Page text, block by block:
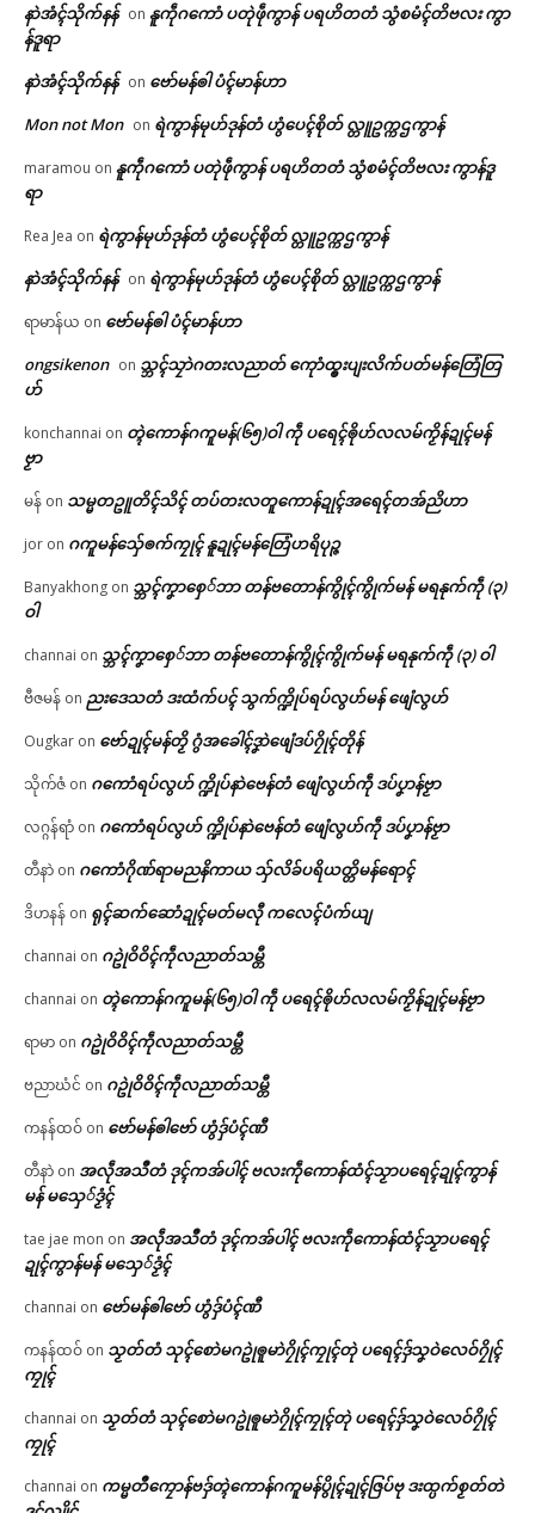
နာဲအံၚ်သိုက်နန် on နူကဵုဂကောံ ပတုဲဖဵုကွာန် ပရဟိတတံ သွံစမံၚ်တိဗလး ကွာ
န်ဒူရာ
နာဲအံၚ်သိုက်နန် on ဗော်မန်ၜါ ပံၚ်မာန်ဟာ
Mon not Mon on ရဲကွာန်မုဟ်ဒုန်တံ ဟွံပေၚ်စိုတ် လ္တူဥက္ကဌကွာန်
maramou on နူကဵုဂကောံ ပတုဲဖဵုကွာန် ပရဟိတတံ သွံစမံၚ်တိဗလး ကွာန်ဒူ
ရာ
Rea Jea on ရဲကွာန်မုဟ်ဒုန်တံ ဟွံပေၚ်စိုတ် လ္တူဥက္ကဌကွာန်
နာဲအံၚ်သိုက်နန် on ရဲကွာန်မုဟ်ဒုန်တံ ဟွံပေၚ်စိုတ် လ္တူဥက္ကဌကွာန်
ရာမာန်ယ on ဗော်မန်ၜါ ပံၚ်မာန်ဟာ
ongsikenon on သ္ဘၚ်သၠာဲဂတးလညာတ် ကေုာံထ္ၜးပျးလိက်ပတ်မန်တြေံတြ
ဟ်
konchannai on တ္ၚဲကောန်ဂကူမန်(၆၅)ဝါ ကဵု ပရေၚ်ၜိုဟ်လလမ်ကၟိန်ဍုၚ်မန်
ဗၟာ
မန် on သမ္မတဥူတိၚ်သိၚ် တပ်တးလတူကောန်ဍုၚ်အရေၚ်တအ်ညိဟာ
jor on ဂကူမန်​သှ်ေၜက်ကၠုၚ် နူဍုၚ်မန်တြေံဟရိပုဉ္ဇ
Banyakhong on သ္ဘၚ်ကၞာစှေ်ဘာ တန်ဗတောန်ကွိုၚ်ကွိုက်မန် မရနုက်ကဵု (၃)
ဝါ
channai on သ္ဘၚ်ကၞာစှေ်ဘာ တန်ဗတောန်ကွိုၚ်ကွိုက်မန် မရနုက်ကဵု (၃) ဝါ
ဗီဇမန် on ညးဒေသတံ ဒးထံက်ပၚ် သွက်က္ဍိုပ်ရပ်လွဟ်မန် ဖျေံလွဟ်
Ougkar on ဗော်ဍုၚ်မန်တၟိ ဂွံအခေါၚ်ဒၞာဲဖျေံဒပ်ဂၠိုၚ်တိုန်
သိုက်ဇံ on ဂကောံရပ်လွဟ် က္ဍိုပ်နာဲဗေန်တံ ဖျေံလွဟ်ကဵု ဒပ်ပၞာန်ဗၟာ
လဂ္ဂန်ရာံ on ဂကောံရပ်လွဟ် က္ဍိုပ်နာဲဗေန်တံ ဖျေံလွဟ်ကဵု ဒပ်ပၞာန်ဗၟာ
တီနာဲ on ဂကောံဂိုဏ်ရာမညနိကာယ သှ်လိခ်ပရိယတ္တိမန်ရောၚ်
ဒိဟနန် on ရုၚ်ဆက်ဆောံဍုၚ်မတ်မလီု ကလေၚ်ပံက်ယျ
channai on ဂဥုဲဝိဝိၚ်ကဵုလညာတ်သမ္တီ
channai on တ္ၚဲကောန်ဂကူမန်(၆၅)ဝါ ကဵု ပရေၚ်ၜိုဟ်လလမ်ကၟိန်ဍုၚ်မန်ဗၟာ
ရာမာ on ဂဥုဲဝိဝိၚ်ကဵုလညာတ်သမ္တီ
ဗညာဃံင် on ဂဥုဲဝိဝိၚ်ကဵုလညာတ်သမ္တီ
ကနန်ထဝ် on ဗော်မန်ၜါဗော် ဟွံဒှ်ပံၚ်ဏီ
တီနာဲ on အလဵုအသဳတံ ဒုၚ်ကအ်ပါၚ် ဗလးကဵုကောန်ထံၚ်သၟာပရေၚ်ဍုၚ်ကွာန်
မန် မသှေ်ဒၟံၚ်
tae jae mon on အလဵုအသဳတံ ဒုၚ်ကအ်ပါၚ် ဗလးကဵုကောန်ထံၚ်သၟာပရေၚ်
ဍုၚ်ကွာန်မန် မသှေ်ဒၟံၚ်
channai on ဗော်မန်ၜါဗော် ဟွံဒှ်ပံၚ်ဏီ
ကနန်ထဝ် on သၟတ်တံ သုၚ်စောဲမဂဥုဲၜူမာဲဂၠိုၚ်ကၠုၚ်တုဲ ပရေၚ်ဒှ်သၞဝဲလေဝ်ဂၠိုၚ်
ကၠုၚ်
channai on သၟတ်တံ သုၚ်စောဲမဂဥုဲၜူမာဲဂၠိုၚ်ကၠုၚ်တုဲ ပရေၚ်ဒှ်သၞဝဲလေဝ်ဂၠိုၚ်
ကၠုၚ်
channai on ကမ္မတဳကၠောန်ဗဒှ်တ္ၚဲကောန်ဂကူမန်ပွိုၚ်ဍုၚ်ဇြပ်ဗု ဒးထ္ပက်စၟတ်တဲ